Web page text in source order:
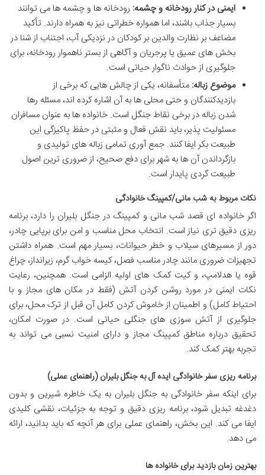
ایمنی در کنار رودخانه و چشمه: رودخانه ها و چشمه ها می توانند
بسیار جذاب باشند، اما همواره خطراتی نیز به همراه دارند. تأکید
مضاعف بر نظارت والدین بر کودکان در نزدیکی آب، اجتناب از شنا در
بخش های عمیق یا پرجریان و آگاهی از بستر ناهموار رودخانه، برای
جلوگیری از حوادث ناگوار حیاتی است.
موضوع زباله: متأسفانه، یکی از چالش هایی که برخی از
بازدیدکنندگان و حتی محلی ها به آن اشاره کرده اند، مسئله رها
شدن زباله در برخی نقاط جنگل است. خانواده ها به عنوان مسافران
مسئولیت پذیر، باید نقش فعال و مثبتی در حفظ پاکیزگی این
طبیعت بکر ایفا کنند. جمع آوری تمامی زباله های تولیدی و
بازگرداندن آن ها به شهر برای دفع صحیح، از ضروری ترین اصول
طبیعت گردی پایدار است.
نکات مربوط به شب مانی/کمپینگ خانوادگی
اگر خانواده ای قصد شب مانی و کمپینگ در جنگل بلیران را دارد، برنامه
ریزی دقیق تری نیاز است. انتخاب محل مناسب و امن برای برپایی چادر،
دور از مسیرهای سیلاب و خطر حیوانات، بسیار مهم است. همراه داشتن
تجهیزات ضروری مانند چادر مناسب فصل، کیسه خواب گرم، زیرانداز، چراغ
قوه یا هدلامپ، و کیت کمک های اولیه الزامی است. همچنین، رعایت
نکات ایمنی در مورد روشن کردن آتش (فقط در مکان های مجاز و با
احتیاط کامل) و اطمینان از خاموش کردن کامل آن قبل از ترک محل، برای
جلوگیری از آتش سوزی های جنگلی حیاتی است. در صورت امکان،
تحقیق درباره مناطق کمپینگ مجاز و دارای امنیت نسبی می تواند به
تجربه بهتر کمک کند.
برنامه ریزی سفر خانوادگی ایده آل به جنگل بلیران (راهنمای عملی)
برای اینکه سفر خانوادگی به جنگل بلیران به یک خاطره شیرین و بدون
دغدغه تبدیل شود، برنامه ریزی دقیق و توجه به جزئیات، نقشی کلیدی
ایفا می کند. این بخش، راهنمای عملی برای هر آنچه که باید بدانید، ارائه
می دهد.
بهترین زمان بازدید برای خانواده ها